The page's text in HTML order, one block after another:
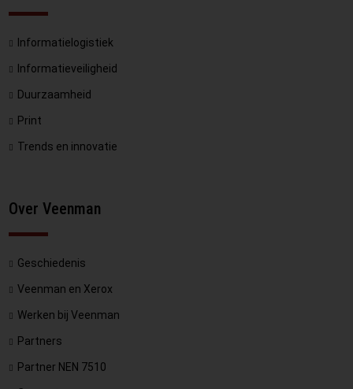
Informatielogistiek
Informatieveiligheid
Duurzaamheid
Print
Trends en innovatie
Over Veenman
Geschiedenis
Veenman en Xerox
Werken bij Veenman
Partners
Partner NEN 7510